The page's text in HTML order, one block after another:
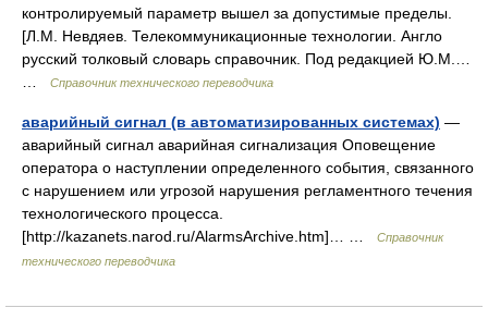
контролируемый параметр вышел за допустимые пределы.
[Л.М. Невдяев. Телекоммуникационные технологии. Англо
русский толковый словарь справочник. Под редакцией Ю.М.…
Справочник технического переводчика
аварийный сигнал (в автоматизированных системах) —
аварийный сигнал аварийная сигнализация Оповещение
оператора о наступлении определенного события, связанного
с нарушением или угрозой нарушения регламентного течения
технологического процесса.
[http://kazanets.narod.ru/AlarmsArchive.htm]… …
Справочник
технического переводчика